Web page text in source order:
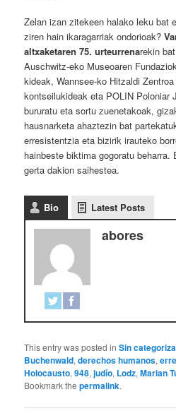
Zelan izan zitekeen halako leku bat
ziren hain ikaragarriak ondorioak?
altxaketaren 75. urteurrenarekin
Auschwitz-eko Museoaren
kideak, Wannsee-ko Hitzaldi
kontseilukideak eta POLIN Poloniar
bururatu eta sortu zuenetakoak,
hausnarketa ahaztezin bat
erresistentzia eta bizirik irauteko
hainbeste biktima gogoratu
gerta dakion saihestea.
Bio Latest Posts
abores
This entry was posted inSin
Buchenwald,derechos humanos,
Holocausto,948,judío, Lodz,Marian
Bookmark thepermalink.